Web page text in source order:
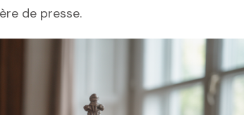
de presse.